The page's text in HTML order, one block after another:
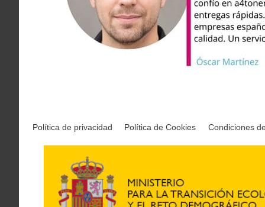
Política de privacidad Política de Cookies Condiciones